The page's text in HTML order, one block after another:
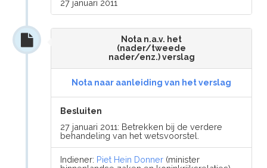
27 januari 2011
Nota n.a.v. het
(nader/tweede
nader/enz.) verslag
Nota naar aanleiding van het verslag
Besluiten
27 januari 2011: Betrekken bij de verdere
behandeling van het wetsvoorstel.
Indiener: Piet Hein Donner (minister